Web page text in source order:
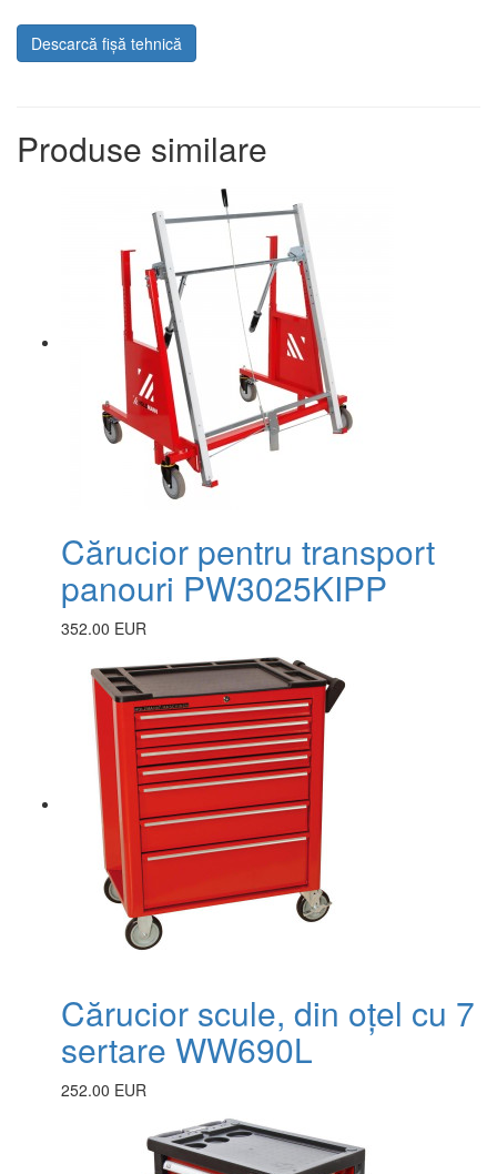
Descarcă fișă tehnică
Produse similare
Cărucior pentru transport
panouri PW3025KIPP
352.00 EUR
Cărucior scule, din oțel cu 7
sertare WW690L
252.00 EUR